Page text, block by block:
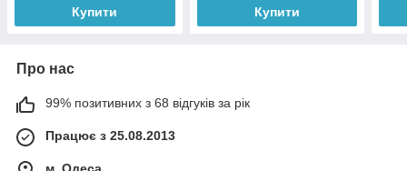
Купити Купити
Про нас
99% позитивних з 68 відгуків за рік
Працює з 25.08.2013